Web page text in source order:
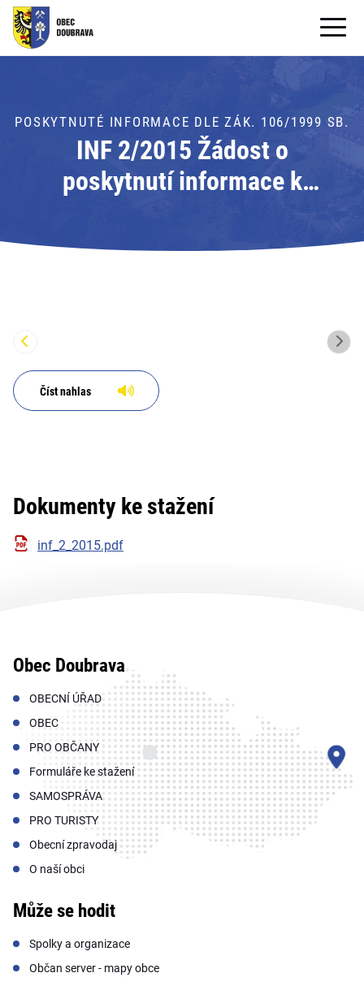
OBECNÍ ÚŘAD
PRO OBČANY
Formuláře ke stažení
PRO TURISTY
POSKYTNUTÉ INFORMACE DLE ZÁK. 106/1999 SB.
INF 2/2015 Žádost o
poskytnutí informace k
informačního systému pro
Číst nahlas
Dokumenty ke stažení
inf_2_2015.pdf
Obec Doubrava
OBECNÍ ÚŘAD
OBEC
PRO OBČANY
Formuláře ke stažení
SAMOSPRÁVA
PRO TURISTY
Obecní zpravodaj
O naší obci
Může se hodit
Spolky a organizace
Občan server - mapy obce